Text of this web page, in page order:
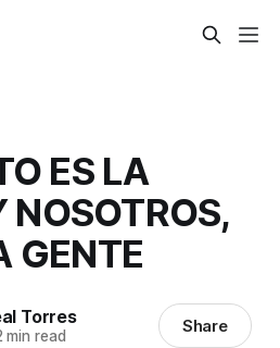
ES LA
NOSOTROS,
GENTE
Torres
min read Share